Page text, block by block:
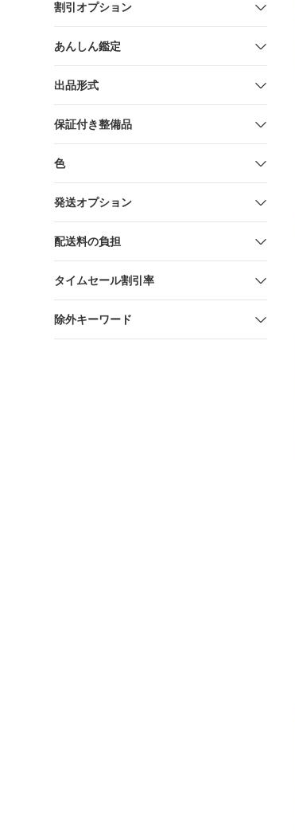
割引オプション
あんしん鑑定
出品形式
保証付き整備品
色
発送オプション
配送料の負担
タイムセール割引率
除外キーワード